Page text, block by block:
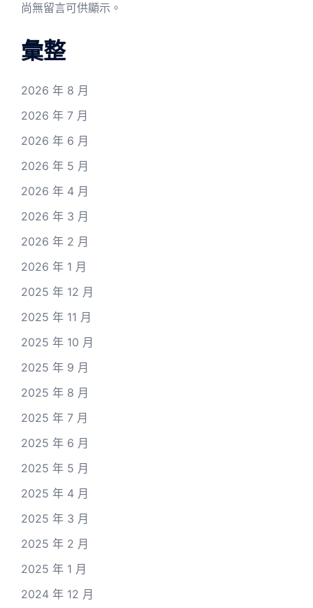
尚無留言可供顯示。
彙整
2026 年 8 月
2026 年 7 月
2026 年 6 月
2026 年 5 月
2026 年 4 月
2026 年 3 月
2026 年 2 月
2026 年 1 月
2025 年 12 月
2025 年 11 月
2025 年 10 月
2025 年 9 月
2025 年 8 月
2025 年 7 月
2025 年 6 月
2025 年 5 月
2025 年 4 月
2025 年 3 月
2025 年 2 月
2025 年 1 月
2024 年 12 月